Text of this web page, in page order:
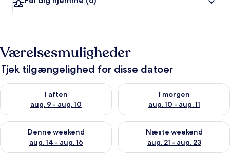
Værelsesmuligheder
Tjek tilgængelighed for disse datoer
I aften
aug. 9 - aug. 10
Tjek tilgængelighed for i aften aug. 9 - aug. 10
I morgen
aug. 10 - aug. 11
Tjek tilgængelighed for i
Denne weekend
aug. 14 - aug. 16
Tjek tilgængelighed for denne weekend aug. 14 - aug. 16
Næste weekend
aug. 21 - aug. 23
Tjek tilgængelighed for næste